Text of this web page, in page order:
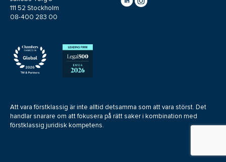
111 52 Stockholm
08-400 283 00
Att vara förstklassig är inte alltid detsamma som att vara störst. Det
handlar snarare om att fokusera på rätt saker i kombination med
förstklassig juridisk kompetens.